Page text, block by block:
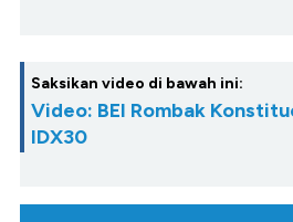
Saksikan video di bawah ini:
Video: BEI Rombak
IDX30